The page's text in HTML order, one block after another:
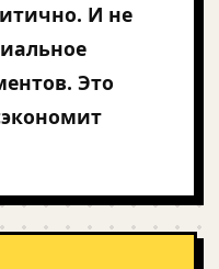
И не
Это